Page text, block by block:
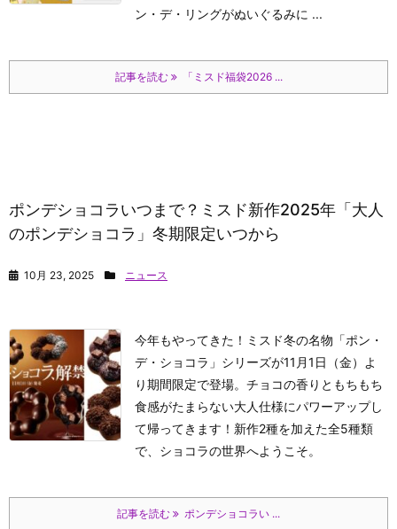
ン・デ・リングがぬいぐるみに ...
記事を読む 「ミスド福袋2026 ...
ポンデショコラいつまで？ミスド新作2025年「大人
のポンデショコラ」冬期限定いつから
10月 23, 2025 ニュース
今年もやってきた！ミスド冬の名物「ポン・
デ・ショコラ」シリーズが11月1日（金）よ
り期間限定で登場。チョコの香りともちもち
食感がたまらない大人仕様にパワーアップし
て帰ってきます！新作2種を加えた全5種類
で、ショコラの世界へようこそ。
記事を読む ポンデショコラい ...